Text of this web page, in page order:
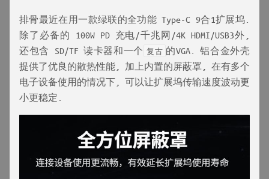
排骨最近在用一款绿联的全功能 Type-C 9合1扩展坞.
除了必备的 100W PD 充电/千兆网/4K HDMI/USB3外,
还包含 SD/TF 读卡器和一个 复古 的VGA. 铝合金外壳
提供了优良的散热性能, 加上内置的屏蔽罩, 在有多个
电子设备使用的情况下, 可以让扩展坞传输速度波动更
小更稳定.